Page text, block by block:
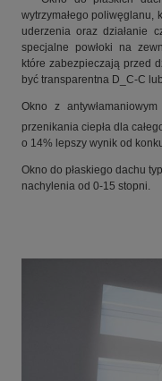
wytrzymałego poliwęglanu,
uderzenia oraz działanie
specjalne powłoki na
które zabezpieczają przed
być transparentna D_C-C
Okno z
przenikania ciepła dla
o 14% lepszy wynik od
Okno do płaskiego dachu
nachylenia od 0-15 stopni.